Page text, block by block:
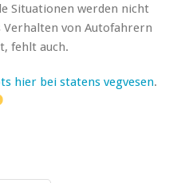
Situationen werden nicht
von Autofahrern
fehlt auch.
hier bei statens vegvesen.